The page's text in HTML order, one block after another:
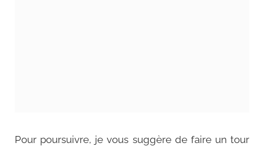
Pour poursuivre, je vous suggère de faire un tour